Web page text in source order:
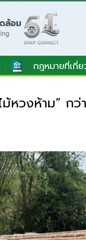
กฎหมายที่เกี่
หวงห้าม” ก